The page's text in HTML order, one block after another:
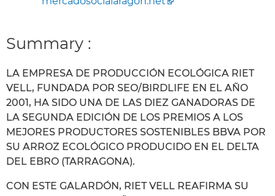
Summary :
LA EMPRESA DE PRODUCCIÓN ECOLÓGICA RIET
VELL, FUNDADA POR SEO/BIRDLIFE EN EL AÑO
2001, HA SIDO UNA DE LAS DIEZ GANADORAS DE
LA SEGUNDA EDICIÓN DE LOS PREMIOS A LOS
MEJORES PRODUCTORES SOSTENIBLES BBVA POR
SU ARROZ ECOLÓGICO PRODUCIDO EN EL DELTA
DEL EBRO (TARRAGONA).
CON ESTE GALARDÓN, RIET VELL REAFIRMA SU